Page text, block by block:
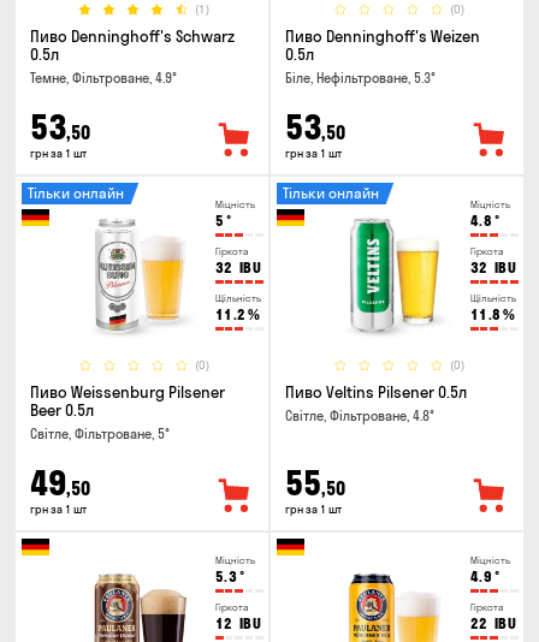
(1)
Пиво Denninghoff's Schwarz
0.5л
Темне, Фільтроване, 4.9°
53,50
грн за 1 шт
(0)
Пиво Denninghoff's Weizen
0.5л
Біле, Нефільтроване, 5.3°
53,50
грн за 1 шт
Міцність
5 °
Гіркота
32 IBU
Щільність
11.2 %
(0)
Тільки онлайн
Пиво Weissenburg Pilsener
Beer 0.5л
Світле, Фільтроване, 5°
49,50
грн за 1 шт
Міцність
4.8 °
Гіркота
32 IBU
Щільність
11.8 %
(0)
Тільки онлайн
Пиво Veltins Pilsener 0.5л
Світле, Фільтроване, 4.8°
55,50
грн за 1 шт
Міцність
5.3°
Гіркота
12 IBU
Міцність
4.9 °
Гіркота
22 IBU